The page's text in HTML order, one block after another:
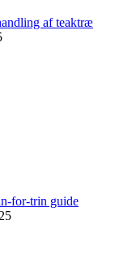
af teaktræ
for-trin guide